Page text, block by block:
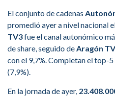
El conjunto de cadenas
promedió ayer a nivel nacional
TV3fue el canal autonómico
de share, seguido deAragón TV
con el 9,7%. Completan el top-5
(7,9%).
En la jornada de ayer,